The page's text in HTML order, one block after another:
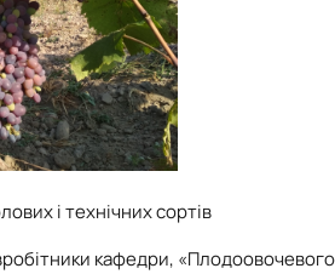
і технічних сортів
кафедри, «Плодоовочевого